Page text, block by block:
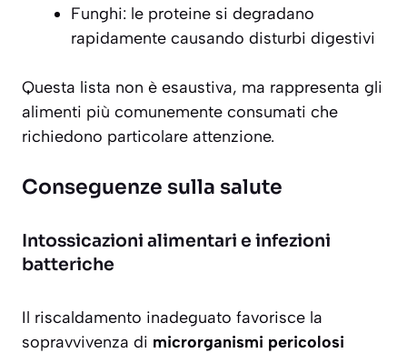
Funghi: le proteine si degradano
rapidamente causando disturbi digestivi
Questa lista non è esaustiva, ma rappresenta gli
alimenti più comunemente consumati che
richiedono particolare attenzione.
Conseguenze sulla salute
Intossicazioni alimentari e infezioni
batteriche
Il riscaldamento inadeguato favorisce la
sopravvivenza di microrganismi pericolosi